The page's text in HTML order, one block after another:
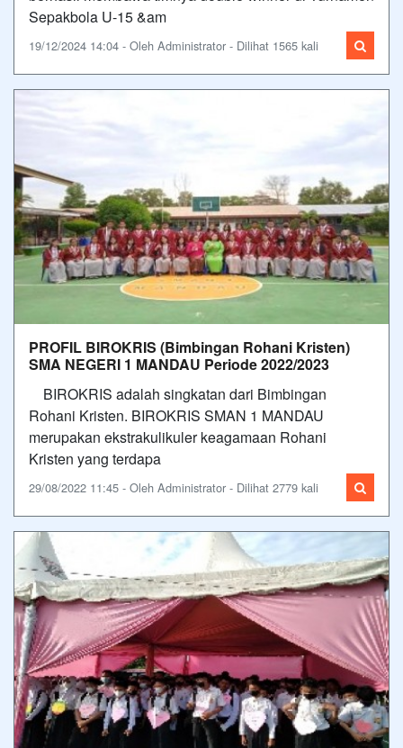
Sepakbola U-15 &am
19/12/2024 14:04 - Oleh Administrator - Dilihat 1565 kali
PROFIL BIROKRIS (Bimbingan Rohani Kristen)
SMA NEGERI 1 MANDAU Periode 2022/2023
BIROKRIS adalah singkatan dari Bimbingan
Rohani Kristen. BIROKRIS SMAN 1 MANDAU
merupakan ekstrakulikuler keagamaan Rohani
Kristen yang terdapa
29/08/2022 11:45 - Oleh Administrator - Dilihat 2779 kali